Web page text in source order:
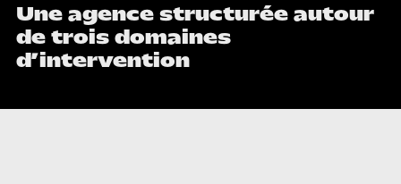
Une agence structurée autour
de trois domaines
d’intervention